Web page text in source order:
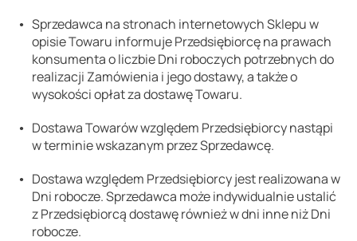
Sprzedawca na stronach internetowych Sklepu w
opisie Towaru informuje Przedsiębiorcę na prawach
konsumenta o liczbie Dni roboczych potrzebnych do
realizacji Zamówienia i jego dostawy, a także o
wysokości opłat za dostawę Towaru.
Dostawa Towarów względem Przedsiębiorcy nastąpi
w terminie wskazanym przez Sprzedawcę.
Dostawa względem Przedsiębiorcy jest realizowana w
Dni robocze. Sprzedawca może indywidualnie ustalić
z Przedsiębiorcą dostawę również w dni inne niż Dni
robocze.